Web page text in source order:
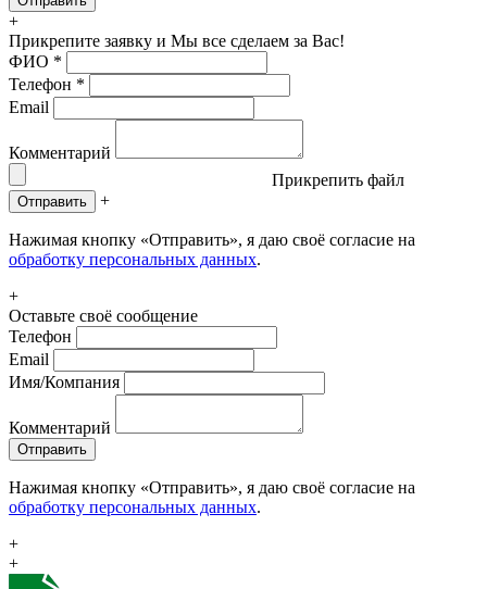
+
Прикрепите заявку и Мы все сделаем за Вас!
ФИО *
Телефон *
Email
Комментарий
Прикрепить файл
Отправить +
Нажимая кнопку «Отправить», я даю своё согласие на
обработку персональных данных.
+
Оставьте своё сообщение
Телефон
Email
Имя/Компания
Комментарий
Отправить
Нажимая кнопку «Отправить», я даю своё согласие на
обработку персональных данных.
+
+